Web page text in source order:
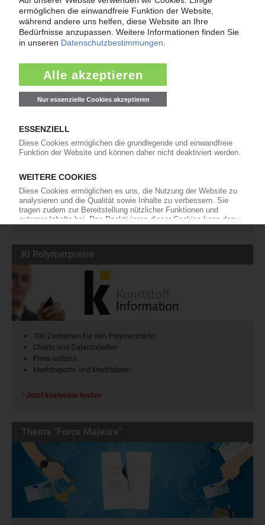
Heimatstandort in Betrieb. Das auf technische Kunststoffteile,
Profile und Leuchtenkörper spezialisierte Unternehmen will mit der
neuen Anlage…12.10.2004
Meistgesucht
kunststoffpreise
insolvenzen
trinseo plastforma
eps
tdi
pet-preise
rezyklat
polyurethan dow pe-hd
bolta-werke
westlake
pe-ld ineos
KI Polymerpreise
100 Zeitreihen für den Polymermarkt
Charts und Datentabellen
Preis-Indizes
Marktreports und Marktdaten
Jetzt kostenlos testen
Thema "Force Majeure"